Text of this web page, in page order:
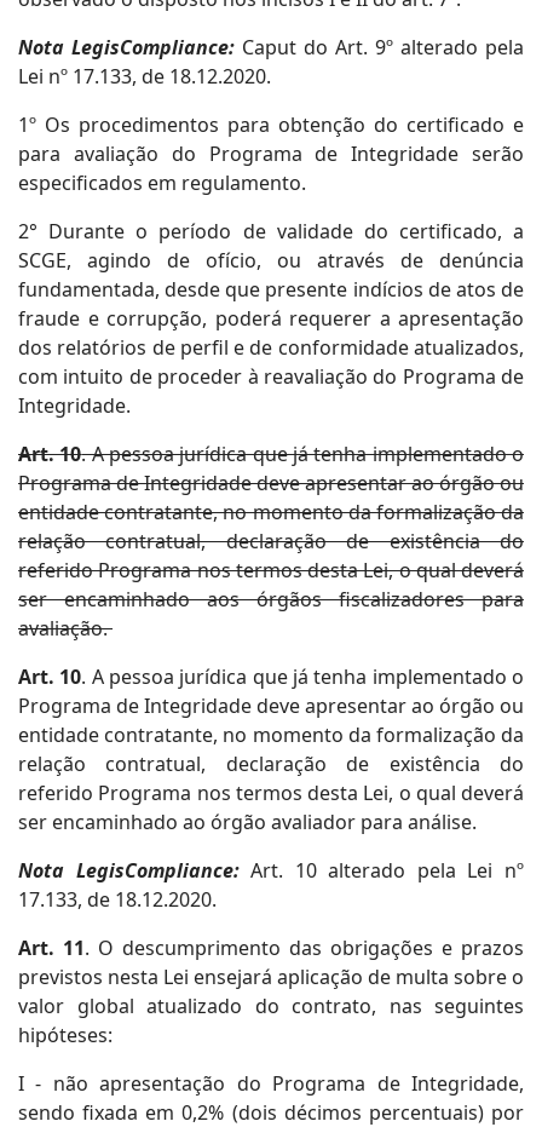
Nota LegisCompliance: Caput do Art. 9º alterado pela
Lei nº 17.133, de 18.12.2020.
1º Os procedimentos para obtenção do certificado e
para avaliação do Programa de Integridade serão
especificados em regulamento.
2° Durante o período de validade do certificado, a
SCGE, agindo de ofício, ou através de denúncia
fundamentada, desde que presente indícios de atos de
fraude e corrupção, poderá requerer a apresentação
dos relatórios de perfil e de conformidade atualizados,
com intuito de proceder à reavaliação do Programa de
Integridade.
Art. 10. A pessoa jurídica que já tenha implementado o
Programa de Integridade deve apresentar ao órgão ou
entidade contratante, no momento da formalização da
relação contratual, declaração de existência do
referido Programa nos termos desta Lei, o qual deverá
ser encaminhado aos órgãos fiscalizadores para
avaliação.
Art. 10. A pessoa jurídica que já tenha implementado o
Programa de Integridade deve apresentar ao órgão ou
entidade contratante, no momento da formalização da
relação contratual, declaração de existência do
referido Programa nos termos desta Lei, o qual deverá
ser encaminhado ao órgão avaliador para análise.
Nota LegisCompliance:Art. 10 alterado pela Lei nº
17.133, de 18.12.2020.
Art. 11. O descumprimento das obrigações e prazos
previstos nesta Lei ensejará aplicação de multa sobre o
valor global atualizado do contrato, nas seguintes
hipóteses:
I - não apresentação do Programa de Integridade,
sendo fixada em 0,2% (dois décimos percentuais) por